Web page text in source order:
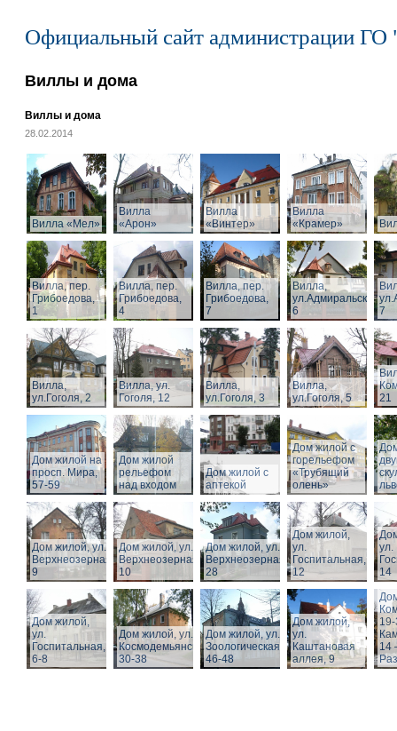
Официальный сайт администрации ГО
Виллы и дома
Виллы и дома
28.02.2014
Вилла «Мел»
Вилла
«Арон»
Вилла
«Винтер»
Вилла
«Крамер»
Вилла, пер.
Грибоедова,
1
Вилла, пер.
Грибоедова,
4
Вилла, пер.
Грибоедова,
7
Вилла,
ул.Адмиральская,
6
7
Вилла,
ул.Гоголя, 2
Вилла, ул.
Гоголя, 12
Вилла,
ул.Гоголя, 3
Вилла,
ул.Гоголя, 5
21
Дом жилой на
просп. Мира,
57-59
Дом жилой
рельефом
над входом
Дом жилой с
аптекой
Дом жилой с
горельефом
«Трубящий
олень»
Дом жилой, ул.
Верхнеозерная,
9
Дом жилой, ул.
Верхнеозерная,
10
Дом жилой, ул.
Верхнеозерная,
28
Дом жилой,
ул.
Госпитальная,
12
ул.
14
Дом жилой,
ул.
Госпитальная,
6-8
Дом жилой, ул. З.
Космодемьянской
30-38
Дом жилой, ул.
Зоологическая,
46-48
Дом жилой,
ул.
Каштановая
аллея, 9
14